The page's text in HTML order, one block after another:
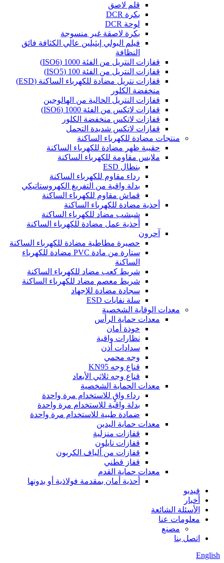
قلم لاصق
بكرة DCR
لوحة DCR
بكرة لاصقة غير منسوجة
فيلم البولي إيثيلين عالي الكثافة فائق
النظافة
قفازات النتريل من الفئة 1000 (ISO6)
قفازات النتريل من الفئة 100 (ISO5)
قفازات نتريل مضادة للكهرباء الساكنة (ESD)
منخفضة الكلور
قفازات النتريل الخالية من الهالوجين
قفازات لاتكس من الفئة 1000 (ISO6)
قفازات لاتكس منخفضة الكلور
قفازات لاتكس شديدة التحمل
منتجات مضادة للكهرباء الساكنة
حقيبة ظهر مضادة للكهرباء الساكنة
ملابس مقاومة للكهرباء الساكنة
بنطال ESD
رداء مقاوم للكهرباء الساكنة
بدلة واقية من التفريغ الكهروستاتيكي
قماش مقاوم للكهرباء الساكنة
أحذية مضادة للكهرباء الساكنة
شبشب مضاد للكهرباء الساكنة
أحذية عمل مضادة للكهرباء الساكنة
آحرون
حصيرة مطاطية مضادة للكهرباء الساكنة
ستارة من مادة PVC مضادة للكهرباء
الساكنة
شريط كعب مضاد للكهرباء الساكنة
شريط معصم مضاد للكهرباء الساكنة
سجادة مضادة للإجهاد
سلة نفايات ESD
معدات الوقاية الشخصية
معدات حماية الرأس
خوذة أمان
نظارات واقية
سدادات أذن
وجه محمي
قناع وجه KN95
قناع وجه ثلاثي الأبعاد
معدات الحماية الشخصية
رداء واقٍ للاستخدام مرة واحدة
بدلة واقية للاستخدام مرة واحدة
ضمادة طبية للاستخدام مرة واحدة
معدات حماية اليدين
قفازات منزلية
قفازات نايلون
قفازات من ألياف الكربون
قفاز قطني
معدات حماية القدم
أحذية أمان بمقدمة فولاذية أو بدونها
فيديو
أخبار
الأسئلة الشائعة
معلومات عنا
مصنع
اتصل بنا
English